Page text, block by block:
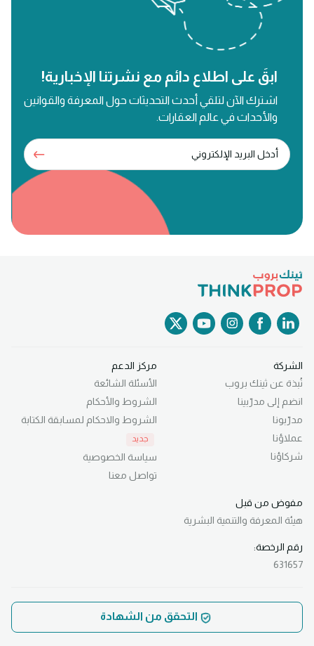
ابقَ على اطلاع دائم مع نشرتنا الإخبارية!
اشترك الآن لتلقي أحدث التحديثات حول المعرفة والقوانين
والأحداث في عالم العقارات.
الشركة
نُبذة عن ثينك بروب
انضم إلى مدرّبينا
مدرّبونا
عملاؤنا
شركاؤنا
مركز الدعم
الأسئلة الشائعة
الشروط والأحكام
الشروط والاحكام لمسابقة الكتابة
جديد
سياسة الخصوصية
تواصل معنا
مفوض من قبل
هيئة المعرفة والتنمية البشرية
رقم الرخصة:
631657
التحقق من الشهادة